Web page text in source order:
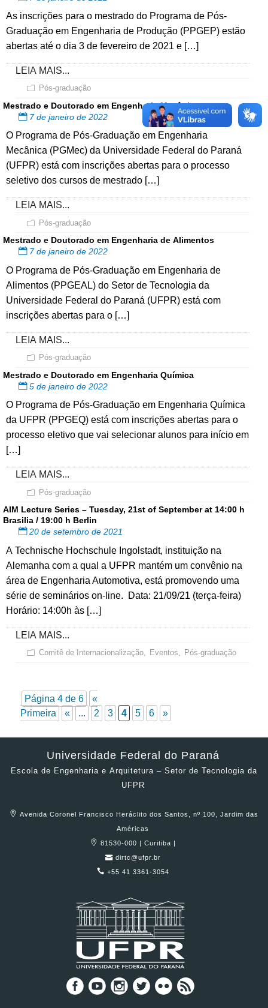
As inscrições para o mestrado do Programa de Pós-
Graduação em Engenharia de Produção (PPGEP) estão
abertas até o dia 3 de fevereiro de 2021 e […]
LEIA MAIS...
Pós-graduação
Mestrado e Doutorado em Engenharia Mecânica
7 de janeiro de 2022
O Programa de Pós-Graduação em Engenharia
Mecânica (PGMec) da Universidade Federal do Paraná
(UFPR) está com inscrições abertas para o processo
seletivo dos cursos de mestrado […]
LEIA MAIS...
Pós-graduação
Mestrado e Doutorado em Engenharia de Alimentos
7 de janeiro de 2022
O Programa de Pós-Graduação em Engenharia de
Alimentos (PPGEAL) do Setor de Tecnologia da
Universidade Federal do Paraná (UFPR) está com
inscrições abertas para o […]
LEIA MAIS...
Pós-graduação
Mestrado e Doutorado em Engenharia Química
5 de janeiro de 2022
O Programa de Pós-Graduação em Engenharia Química
da UFPR (PPGEQ) está com inscrições abertas para o
processo eletivo que vai selecionar alunos para início em
[…]
LEIA MAIS...
Pós-graduação
AIM Lecture Series – Tuesday, 21st of September at 14:00 h
Brasilia / 19:00 h Berlin
20 de setembro de 2021
A Technische Hochschule Ingolstadt, instituição na
Alemanha com a qual a UFPR mantém um convênio na
área de Engenharia Automotiva, está promovendo uma
série de seminários on-line. Data: 21/09/21 (terça-feira)
Horário: 14:00h às […]
LEIA MAIS...
Comitê de Internacionalização, Eventos, Pós-graduação
Página 4 de 6
«
Primeira
« ... 2 3 4 5 6 »
Universidade Federal do Paraná
Escola de Engenharia e Arquitetura – Setor de Tecnologia da
UFPR
Avenida Coronel Francisco Heráclito dos Santos, nº 100, Jardim das
Américas
81530-000 | Curitiba |
dirtc@ufpr.br
+55 41 3361-3054